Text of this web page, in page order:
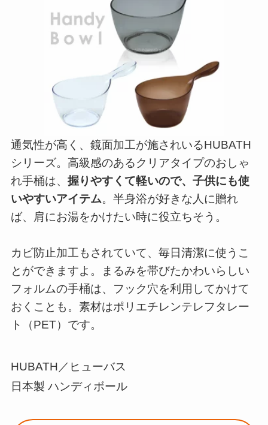
通気性が高く、鏡面加工が施されいるHUBATH
シリーズ。高級感のあるクリアタイプのおしゃ
れ手桶は、 握りやすくて軽いので、子供にも使
いやすいアイテム。半身浴が好きな人に贈れ
ば、肩にお湯をかけたい時に役立ちそう。
カビ防止加工もされていて、毎日清潔に使うこ
とができますよ。まるみを帯びたかわいらしい
フォルムの手桶は、フック穴を利用してかけて
おくことも。素材はポリエチレンテレフタレー
ト（PET）です。
HUBATH／ヒューバス
日本製 ハンディボール